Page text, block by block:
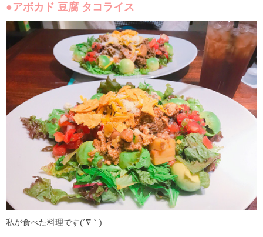
●アボカド 豆腐 タコライス
私が食べた料理です(´∇｀)